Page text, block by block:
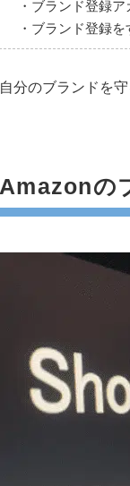
・ブランド登録
・ブランド登録
自分のブランドを
Amazonの